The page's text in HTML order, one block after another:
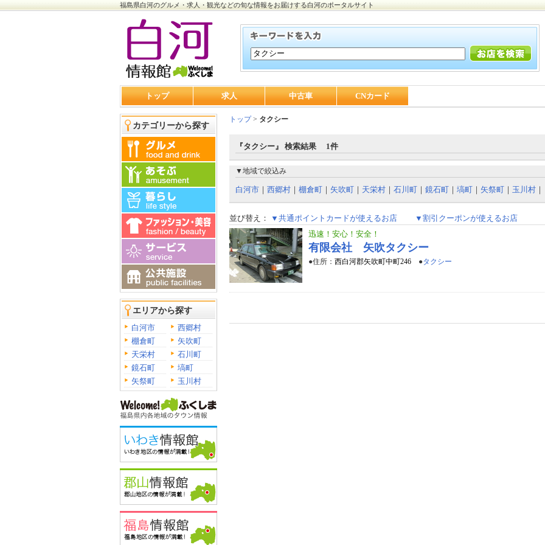
福島県白河のグルメ・求人・観光などの旬な情報をお届けする白河のポータルサイト
トップ 求人 中古車 CNカード
カテゴリーから探す
エリアから探す
白河市
西郷村
棚倉町
矢吹町
天栄村
石川町
鏡石町
塙町
矢祭町
玉川村
トップ> タクシー
『タクシー』 検索結果 1件
▼地域で絞込み
白河市 ｜ 西郷村 ｜ 棚倉町 ｜ 矢吹町 ｜ 天栄村 ｜ 石川町 ｜ 鏡石町 ｜ 塙町 ｜ 矢祭町 ｜ 玉川村 ｜
並び替え： ▼共通ポイントカードが使えるお店
▼割引クーポンが使えるお店
迅速！安心！安全！
有限会社 矢吹タクシー
●住所： 西白河郡矢吹町中町246 ●タクシー